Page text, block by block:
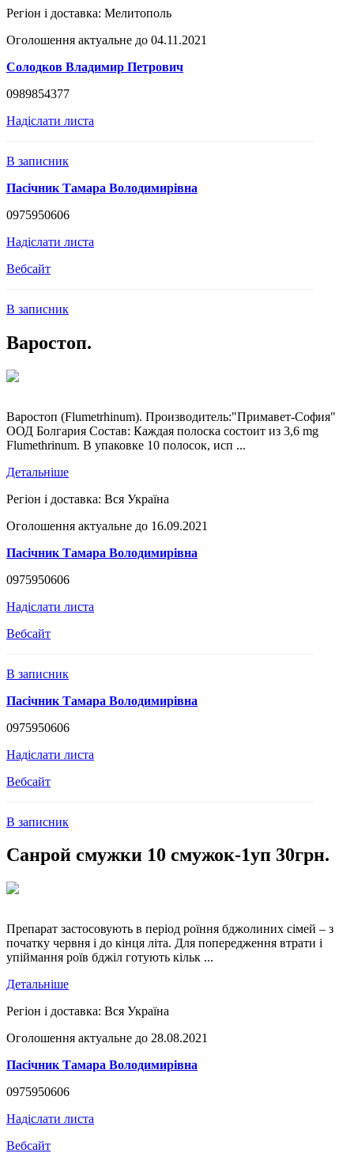
Регіон і доставка: Мелитополь
Оголошення актуальне до 04.11.2021
Солодков Владимир Петрович
0989854377
Надіслати листа
В записник
Пасічник Тамара Володимирівна
0975950606
Надіслати листа
Вебсайт
В записник
Варостоп.
Варостоп (Flumetrhinum). Производитель:"Примавет-София"
ООД Болгария Состав: Каждая полоска состоит из 3,6 mg
Flumethrinum. В упаковке 10 полосок, исп ...
Детальніше
Регіон і доставка: Вся Україна
Оголошення актуальне до 16.09.2021
Пасічник Тамара Володимирівна
0975950606
Надіслати листа
Вебсайт
В записник
Пасічник Тамара Володимирівна
0975950606
Надіслати листа
Вебсайт
В записник
Санрой смужки 10 смужок-1уп 30грн.
Препарат застосовують в період роїння бджолиних сімей – з
початку червня і до кінця літа. Для попередження втрати і
упіймання роїв бджіл готують кільк ...
Детальніше
Регіон і доставка: Вся Україна
Оголошення актуальне до 28.08.2021
Пасічник Тамара Володимирівна
0975950606
Надіслати листа
Вебсайт